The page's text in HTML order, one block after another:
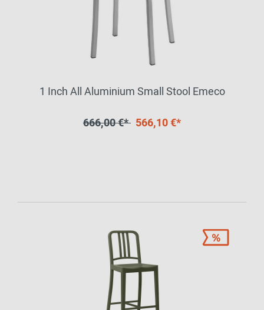
1 Inch All Aluminium Small Stool Emeco
666,00 €* 566,10 €*